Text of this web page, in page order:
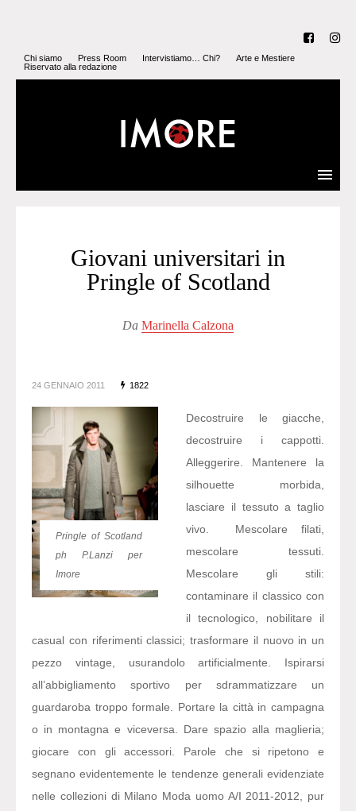
Chi siamo Press Room Intervistiamo… Chi?
Arte e Mestiere
Riservato alla redazione
Giovani universitari in
Pringle of Scotland
Da Marinella Calzona
24 GENNAIO 2011 1822
Pringle of Scotland
ph P.Lanzi per
Imore
Decostruire le giacche,
decostruire i cappotti.
Alleggerire. Mantenere la
silhouette morbida,
lasciare il tessuto a taglio
vivo. Mescolare filati,
mescolare tessuti.
Mescolare gli stili:
contaminare il classico con
il tecnologico, nobilitare il
casual con riferimenti classici; trasformare il nuovo in un
pezzo vintage, usurandolo artificialmente. Ispirarsi
all’abbigliamento sportivo per sdrammatizzare un
guardaroba troppo formale. Portare la città in campagna
o in montagna e viceversa. Dare spazio alla maglieria;
giocare con gli accessori. Parole che si ripetono e
segnano evidentemente le tendenze generali evidenziate
nelle collezioni di Milano Moda uomo A/I 2011-2012, pur